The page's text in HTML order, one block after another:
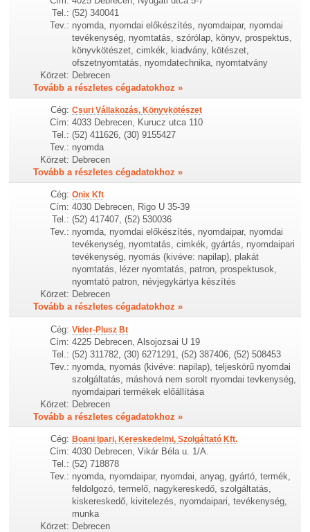
Tel.: (52) 340041
Tev.: nyomda, nyomdai előkészítés, nyomdaipar, nyomdai
tevékenység, nyomtatás, szórólap, könyv, prospektus,
könyvkötészet, cimkék, kiadvány, kötészet,
ofszetnyomtatás, nyomdatechnika, nyomtatvány
Körzet: Debrecen
Tovább a részletes cégadatokhoz »
Cég: Csuri Vállakozás, Könyvkötészet
Cím: 4033 Debrecen, Kurucz utca 110
Tel.: (52) 411626, (30) 9155427
Tev.: nyomda
Körzet: Debrecen
Tovább a részletes cégadatokhoz »
Cég: Onix Kft
Cím: 4030 Debrecen, Rigo U 35-39
Tel.: (52) 417407, (52) 530036
Tev.: nyomda, nyomdai előkészítés, nyomdaipar, nyomdai
tevékenység, nyomtatás, cimkék, gyártás, nyomdaipari
tevékenység, nyomás (kivéve: napilap), plakát
nyomtatás, lézer nyomtatás, patron, prospektusok,
nyomtató patron, névjegykártya készítés
Körzet: Debrecen
Tovább a részletes cégadatokhoz »
Cég: Vider-Plusz Bt
Cím: 4225 Debrecen, Alsojozsai U 19
Tel.: (52) 311782, (30) 6271291, (52) 387406, (52) 508453
Tev.: nyomda, nyomás (kivéve: napilap), teljeskörű nyomdai
szolgáltatás, máshová nem sorolt nyomdai tevkenység,
nyomdaipari termékek előállítása
Körzet: Debrecen
Tovább a részletes cégadatokhoz »
Cég: Boani Ipari, Kereskedelmi, Szolgáltató Kft.
Cím: 4030 Debrecen, Vikár Béla u. 1/A.
Tel.: (52) 718878
Tev.: nyomda, nyomdaipar, nyomdai, anyag, gyártó, termék,
feldolgozó, termelő, nagykereskedő, szolgáltatás,
kiskereskedő, kivitelezés, nyomdaipari, tevékenység,
munka
Körzet: Debrecen